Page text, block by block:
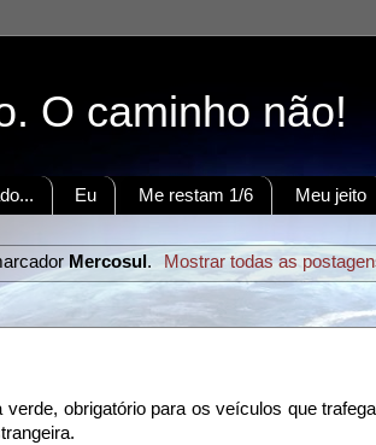
O caminho não!
Eu Me restam 1/6 Meu jeito
Mercosul . Mostrar todas as
obrigatório para os veículos que